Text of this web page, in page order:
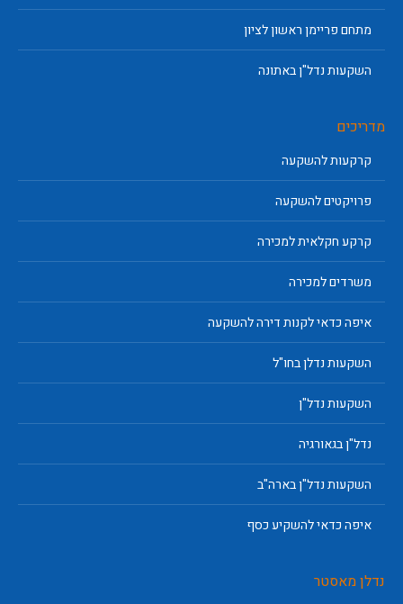
מתחם פריימן ראשון לציון
השקעות נדל"ן באתונה
מדריכים
קרקעות להשקעה
פרויקטים להשקעה
קרקע חקלאית למכירה
משרדים למכירה
איפה כדאי לקנות דירה להשקעה
השקעות נדלן בחו"ל
השקעות נדל"ן
נדל"ן בגאורגיה
השקעות נדל"ן בארה"ב
איפה כדאי להשקיע כסף
נדלן מאסטר